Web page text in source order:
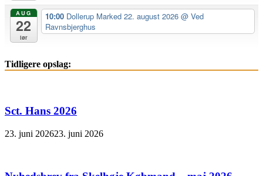
AUG
22
lør
10:00 Dollerup Marked 22. august 2026 @ Ved
Ravnsbjerghus
Tidligere opslag:
Sct. Hans 2026
23. juni 202623. juni 2026